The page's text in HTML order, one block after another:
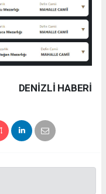
DENIZLI HABERİ